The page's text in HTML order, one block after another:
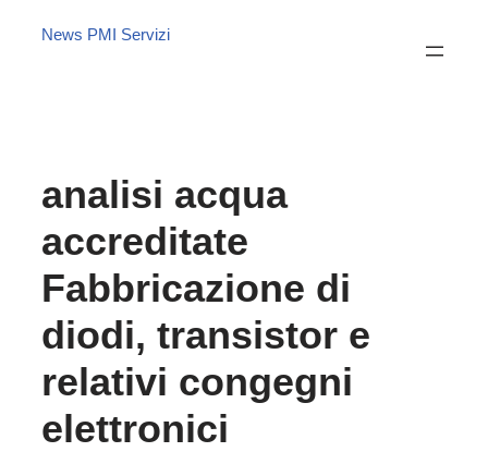
News PMI Servizi
analisi acqua
accreditate
Fabbricazione di
diodi, transistor e
relativi congegni
elettronici